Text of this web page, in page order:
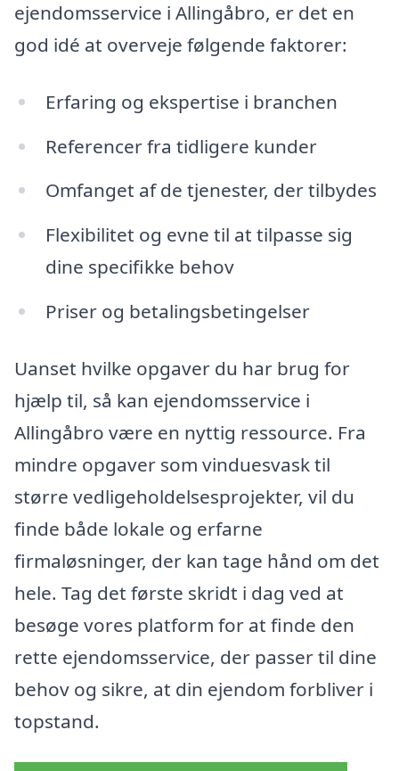
ejendomsservice i Allingåbro, er det en
god idé at overveje følgende faktorer:
Erfaring og ekspertise i branchen
Referencer fra tidligere kunder
Omfanget af de tjenester, der tilbydes
Flexibilitet og evne til at tilpasse sig
dine specifikke behov
Priser og betalingsbetingelser
Uanset hvilke opgaver du har brug for
hjælp til, så kan ejendomsservice i
Allingåbro være en nyttig ressource. Fra
mindre opgaver som vinduesvask til
større vedligeholdelsesprojekter, vil du
finde både lokale og erfarne
firmaløsninger, der kan tage hånd om det
hele. Tag det første skridt i dag ved at
besøge vores platform for at finde den
rette ejendomsservice, der passer til dine
behov og sikre, at din ejendom forbliver i
topstand.